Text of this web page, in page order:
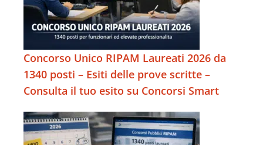
Concorso Unico RIPAM Laureati 2026 da
1340 posti – Esiti delle prove scritte –
Consulta il tuo esito su Concorsi Smart